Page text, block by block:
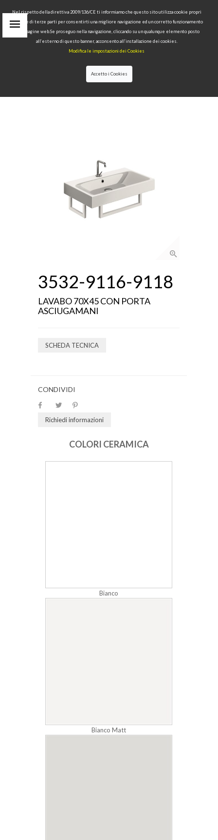
Area Riservata
COLLEZIONI >> CENTO
3532-9116-9118
LAVABO 70X45 CON PORTA
ASCIUGAMANI
SCHEDA TECNICA
CONDIVIDI
Richiedi informazioni
COLORI CERAMICA
Bianco
Bianco Matt
Nel rispetto della direttiva 2009/136/CE ti informiamo che questo sito utilizza cookie propri
tecnici e di terze parti per consentirti una migliore navigazione ed un corretto funzionamento
delle pagine web.Se proseguo nella navigazione, cliccando su un qualunque elemento posto
all’esterno di questo banner, acconsento all’installazione dei cookies.
Modifica le impostazioni dei Cookies
Accetto i Cookies